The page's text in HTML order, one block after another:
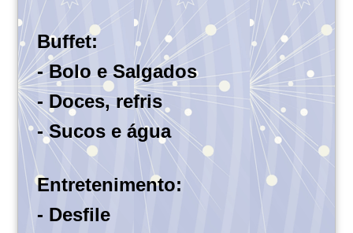
Buffet:
- Bolo e Salgados
- Doces, refris
- Sucos e água
Entretenimento:
- Desfile